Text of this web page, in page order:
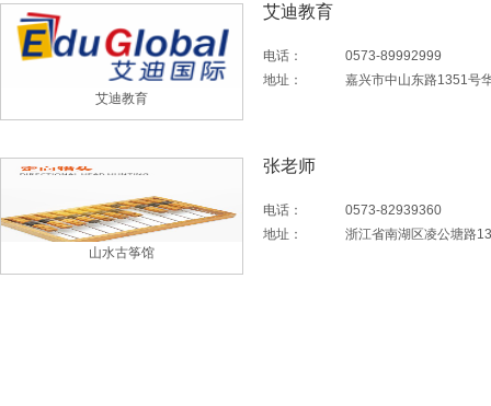
艾迪教育
艾迪教育
电话：
0573-89992999
地址：
嘉兴市中山东路1351号
山水古筝馆
张老师
电话：
0573-82939360
地址：
浙江省南湖区凌公塘路